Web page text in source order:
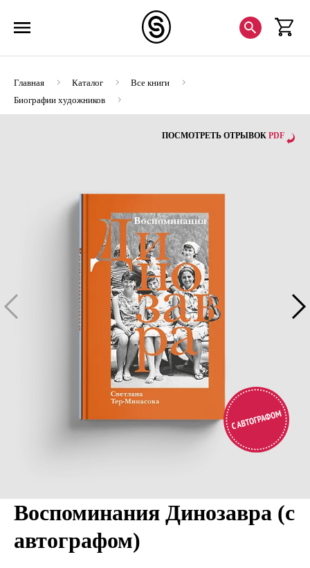
Главная Каталог
Все книги
Биографии художников
Воспоминания Динозавра (с автографом)
ПОСМОТРЕТЬ ОТРЫВОК PDF
Воспоминания Динозавра (с
автографом)